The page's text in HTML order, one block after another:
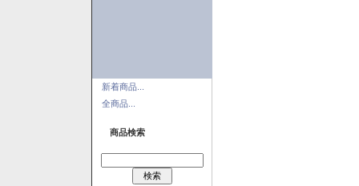
新着商品...
全商品...
商品検索